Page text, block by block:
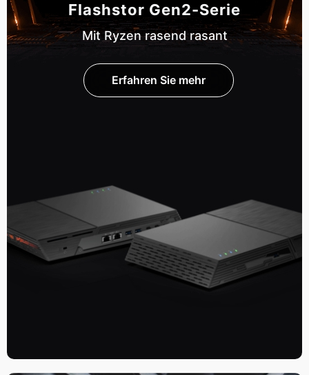
Flashstor Gen2-Serie
Mit Ryzen rasend rasant
Erfahren Sie mehr